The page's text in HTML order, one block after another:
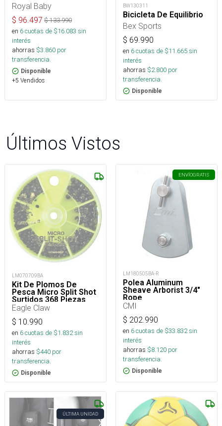
Royal Baby
$ 96.497 $133.990
en 6cuotas de $16.083 sin
interés
ahorras $3.860 por
transferencia.
Disponible
+5 Vendidos
BW130311
Bicicleta De Equilibrio
Bex Sports
$ 69.990
en 6cuotas de $11.665sin
interés
ahorras $2.800 por
transferencia.
Disponible
Últimos Vistos
LM070709BA
Kit De Plomos De
Pesca Micro Split Shot
Surtidos 368 Piezas
Eagle Claw
$ 10.990
en 6cuotas de $1.832sin
interés
ahorras $440 por
transferencia.
Disponible
ENVÍOGRATIS
LM180505BA-R
Polea Aluminum
Sheave Arborist 3/4"
Rope
CMI
$ 202.990
en 6cuotas de $33.832sin
interés
ahorras $8.120 por
transferencia.
Disponible
ÚLTIMA UNIDAD